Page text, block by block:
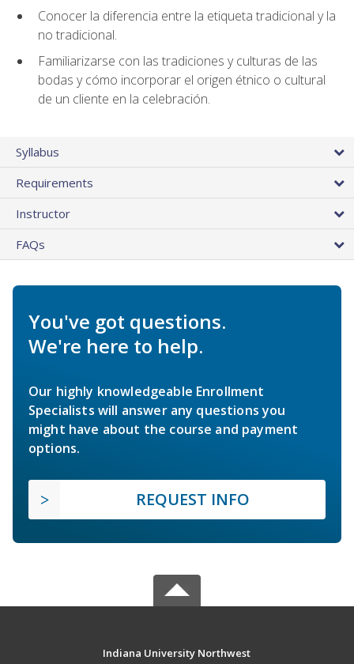
Conocer la diferencia entre la etiqueta tradicional y la
no tradicional.
Familiarizarse con las tradiciones y culturas de las
bodas y cómo incorporar el origen étnico o cultural
de un cliente en la celebración.
Syllabus
Requirements
Instructor
FAQs
You've got questions.
We're here to help.
Our highly knowledgeable Enrollment
Specialists will answer any questions you
might have about the course and payment
options.
REQUEST INFO
Indiana University Northwest